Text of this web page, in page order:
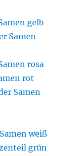
gelb
Samen
rosa
rot
Samen
weiß
grün